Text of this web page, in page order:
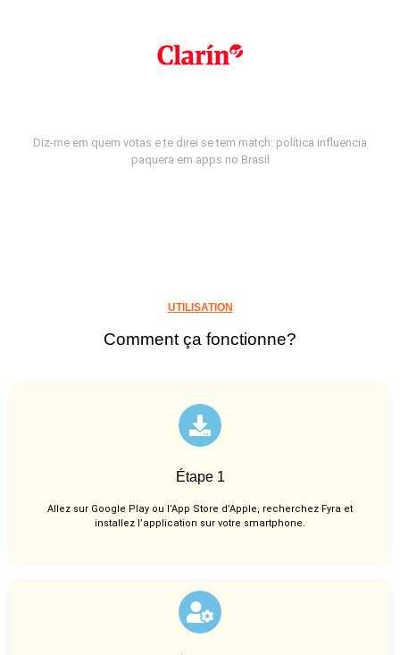
Diz-me em quem votas e te direi se tem match: política influencia
paquera em apps no Brasil
UTILISATION
Comment ça fonctionne?
Étape 1
Allez sur Google Play ou l’App Store d’Apple, recherchez Fyra et
installez l’application sur votre smartphone.